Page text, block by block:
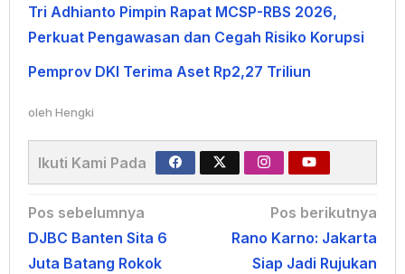
Tri Adhianto Pimpin Rapat MCSP-RBS 2026,
Perkuat Pengawasan dan Cegah Risiko Korupsi
Pemprov DKI Terima Aset Rp2,27 Triliun
oleh Hengki
Ikuti Kami Pada
Navigasi
pos
Pos sebelumnya
DJBC Banten Sita 6
Juta Batang Rokok
Pos berikutnya
Rano Karno: Jakarta
Siap Jadi Rujukan